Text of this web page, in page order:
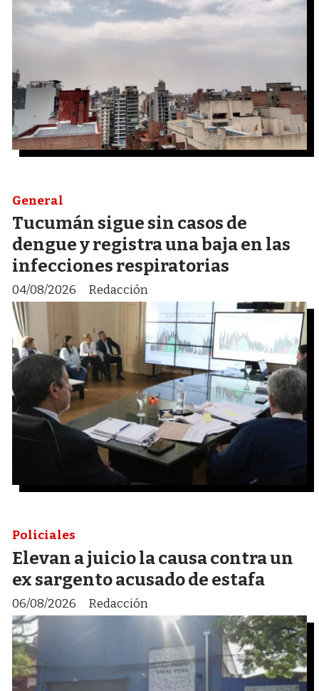
Tucumán sigue sin casos de
dengue y registra una baja en las
infecciones respiratorias
Redacción
General
04/08/2026
Elevan a juicio la causa contra un
ex sargento acusado de estafa
Redacción
Policiales
06/08/2026